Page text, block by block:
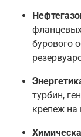
бурового
турбин,
крепеж на